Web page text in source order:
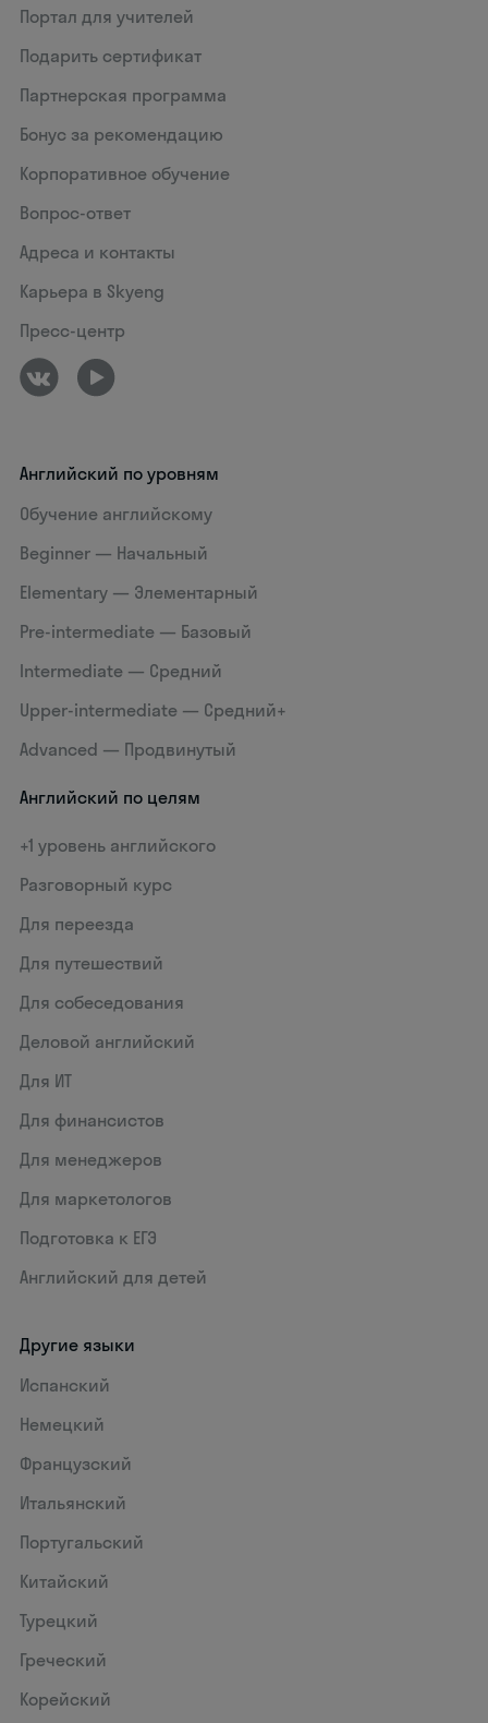
Портал для учителей
Подарить сертификат
Партнерская программа
Бонус за рекомендацию
Корпоративное обучение
Вопрос-ответ
Адреса и контакты
Карьера в Skyeng
Пресс-центр
Английский по уровням
Обучение английскому
Beginner — Начальный
Elementary — Элементарный
Pre-intermediate — Базовый
Intermediate — Средний
Upper-intermediate — Средний+
Advanced — Продвинутый
Английский по целям
+1 уровень английского
Разговорный курс
Для переезда
Для путешествий
Для собеседования
Деловой английский
Для ИТ
Для финансистов
Для менеджеров
Для маркетологов
Подготовка к ЕГЭ
Английский для детей
Другие языки
Испанский
Немецкий
Французский
Итальянский
Португальский
Китайский
Турецкий
Греческий
Корейский